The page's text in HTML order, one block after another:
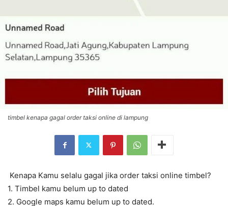
timbel kenapa gagal order taksi online di lampung
Kenapa Kamu selalu gagal jika order taksi online timbel?
1. Timbel kamu belum up to dated
2. Google maps kamu belum up to dated.